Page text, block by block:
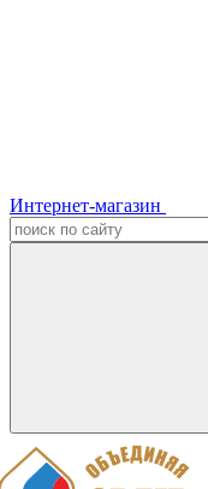
Интернет-магазин